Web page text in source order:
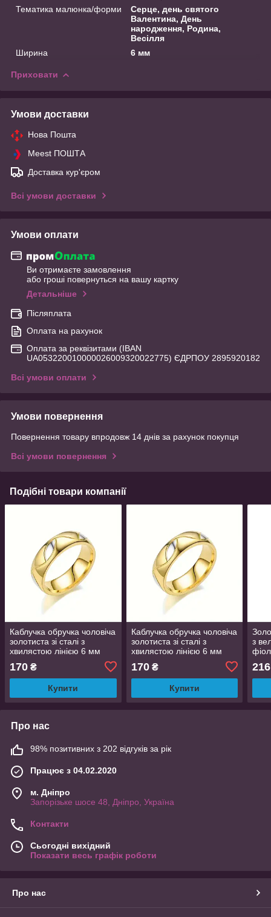
Тематика малюнка/форми
Серце, день святого
Валентина, День
народження, Родина,
Весілля
Ширина
6 мм
Приховати
Умови доставки
Нова Пошта
Meest ПОШТА
Доставка кур'єром
Всі умови доставки
Умови оплати
Ви отримаєте замовлення
або гроші повернуться на вашу картку
Детальніше
Післяплата
Оплата на рахунок
Оплата за реквізитами (IBAN
UA053220010000026009320022775) ЄДРПОУ 2895920182
Всі умови оплати
Умови повернення
Повернення товару впродовж 14 днів за рахунок покупця
Всі умови повернення
Подібні товари компанії
Каблучка обручка чоловіча
золотиста зі сталі з
хвилястою лінією 6 мм
170 ₴
Купити
Каблучка обручка чоловіча
золотиста зі сталі з
хвилястою лінією 6 мм
170₴
Купити
з
216
Про нас
98% позитивних з 202 відгуків за рік
Працює з 04.02.2020
м. Дніпро
Запорізьке шосе 48, Дніпро, Україна
Контакти
Сьогодні вихідний
Показати весь графік роботи
Про нас